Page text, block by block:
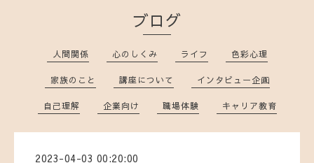
ブログ
人間関係 心のしくみ ライフ 色彩心理
家族のこと 講座について インタビュー企画
自己理解 企業向け 職場体験 キャリア教育
2023-04-03 00:20:00